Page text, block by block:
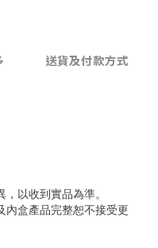
送貨及付款方式
以收到實品為準。
內盒產品完整恕不接受更